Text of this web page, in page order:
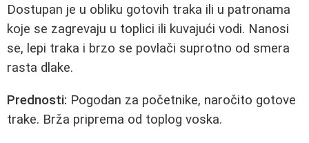
Dostupan je u obliku gotovih traka ili u patronama
koje se zagrevaju u toplici ili kuvajući vodi. Nanosi
se, lepi traka i brzo se povlači suprotno od smera
rasta dlake.
Prednosti: Pogodan za početnike, naročito gotove
trake. Brža priprema od toplog voska.